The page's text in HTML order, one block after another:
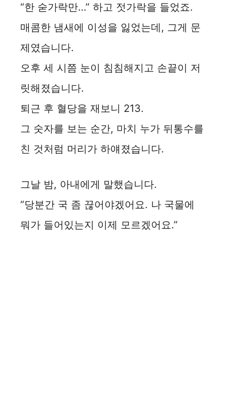
“한 숟가락만…” 하고 젓가락을 들었죠.
매콤한 냄새에 이성을 잃었는데, 그게 문
제였습니다.
오후 세 시쯤 눈이 침침해지고 손끝이 저
릿해졌습니다.
퇴근 후 혈당을 재보니 213.
그 숫자를 보는 순간, 마치 누가 뒤통수를
친 것처럼 머리가 하얘졌습니다.
그날 밤, 아내에게 말했습니다.
“당분간 국 좀 끊어야겠어요. 나 국물에
뭐가 들어있는지 이제 모르겠어요.”